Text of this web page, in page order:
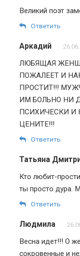
Великий поэт
Ответить
Аркадий
ЛЮБЯЩАЯ
ПОЖАЛЕЕТ И
ПРОСТИТ!!!
ИМ БОЛЬНО НИ
ПСИХИЧЕСКИ И
ЦЕНИТЕ!!!
Ответить
Татьяна
Кто любит-
ты просто дура.
Ответить
Людмила
Весна идет!!! О
сокровенные и